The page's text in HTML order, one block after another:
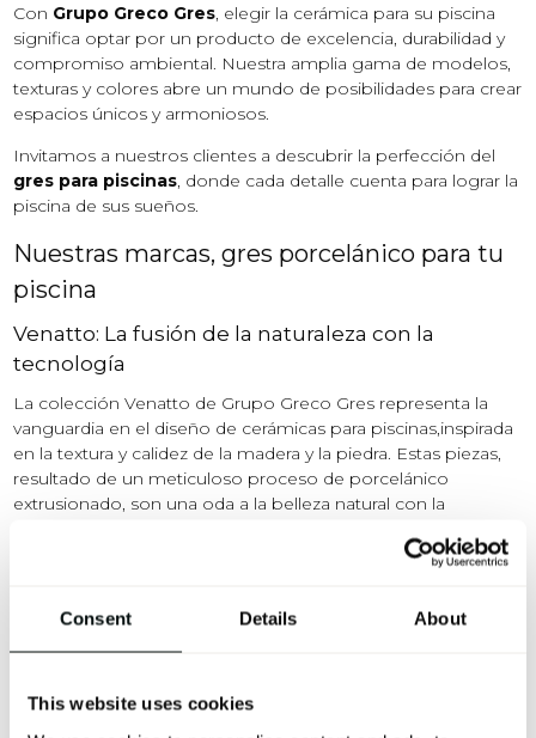
Consent Details About
This website uses cookies
Con Grupo Greco Gres, elegir la cerámica para su piscina
significa optar por un producto de excelencia, durabilidad y
compromiso ambiental. Nuestra amplia gama de modelos,
texturas y colores abre un mundo de posibilidades para crear
espacios únicos y armoniosos.
Invitamos a nuestros clientes a descubrir la perfección del
gres para piscinas, donde cada detalle cuenta para lograr la
piscina de sus sueños.
Nuestras marcas, gres porcelánico para tu
piscina
Venatto: La fusión de la naturaleza con la
tecnología
La colección Venatto de Grupo Greco Gres representa la
vanguardia en el diseño de cerámicas para piscinas,inspirada
en la textura y calidez de la madera y la piedra. Estas piezas,
resultado de un meticuloso proceso de porcelánico
extrusionado, son una oda a la belleza natural con la
un antideslizamiento superior, esencial para la seguridad en
Las piezas Venatto se distinguen por su capacidad para
creando un ambiente armonioso y continuo.